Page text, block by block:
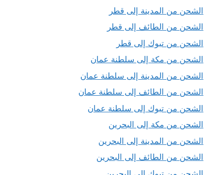
الشحن من المدينة إلى قطر
الشحن من الطائف إلى قطر
الشحن من تبوك إلى قطر
الشحن من مكة إلى سلطنة عمان
الشحن من المدينة إلى سلطنة عمان
الشحن من الطائف إلى سلطنة عمان
الشحن من تبوك إلى سلطنة عمان
الشحن من مكة إلى البحرين
الشحن من المدينة إلى البحرين
الشحن من الطائف إلى البحرين